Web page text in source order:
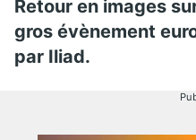
Retour en images
gros évènement
par Iliad.